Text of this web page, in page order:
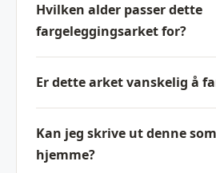
Hvilken alder passer dette
fargeleggingsarket for?
Er dette arket vanskelig å
Kan jeg skrive ut denne
hjemme?